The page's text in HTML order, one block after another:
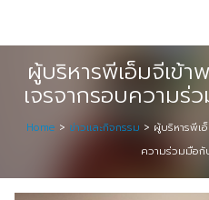
Event & Exhibition Solution
intro
Seminar Service Solution
ผู้บริหารพีเอ็มจีเข้
เจรจากรอบความร่
Home > ข่าวและกิจกรรม > ผู้บริหารพีเ
ความร่วมมือกั